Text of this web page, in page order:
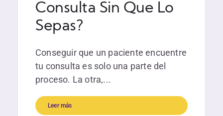
Consulta Sin Que Lo
Sepas?
Conseguir que un paciente encuentre
tu consulta es solo una parte del
proceso. La otra,...
Leer más